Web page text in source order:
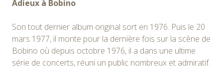
Adieux à Bobino
Son tout dernier album original sort en 1976. Puis le 20
mars 1977, il monte pour la dernière fois sur la scène de
Bobino où depuis octobre 1976, il a dans une ultime
série de concerts, réuni un public nombreux et admiratif.